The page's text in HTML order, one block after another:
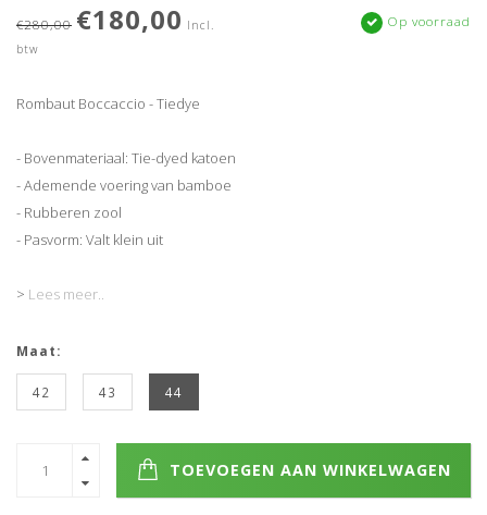
€280,00 €180,00 Incl.
btw
Op voorraad
Rombaut Boccaccio - Tiedye
- Bovenmateriaal: Tie-dyed katoen
- Ademende voering van bamboe
- Rubberen zool
- Pasvorm: Valt klein uit
> Lees meer..
Maat:
42 43 44
TOEVOEGEN AAN WINKELWAGEN